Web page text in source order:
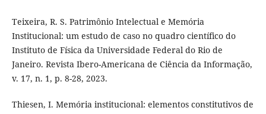
Teixeira, R. S. Patrimônio Intelectual e Memória
Institucional: um estudo de caso no quadro científico do
Instituto de Física da Universidade Federal do Rio de
Janeiro. Revista Ibero-Americana de Ciência da Informação,
v. 17, n. 1, p. 8-28, 2023.
Thiesen, I. Memória institucional: elementos constitutivos de